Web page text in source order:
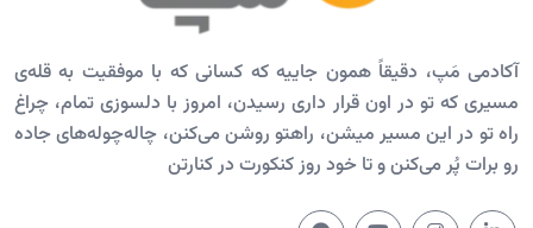
آکادمی مَپ، دقیقاً همون جاییه که کسانی که با موفقیت به قله‌ی
مسیری که تو در اون قرار داری رسیدن، امروز با دلسوزی تمام، چراغ
راه تو در این مسیر میشن، راهتو روشن می‌کنن، چاله‌چوله‌های جاده
رو برات پُر می‌کنن و تا خود روز کنکورت در کنارتن